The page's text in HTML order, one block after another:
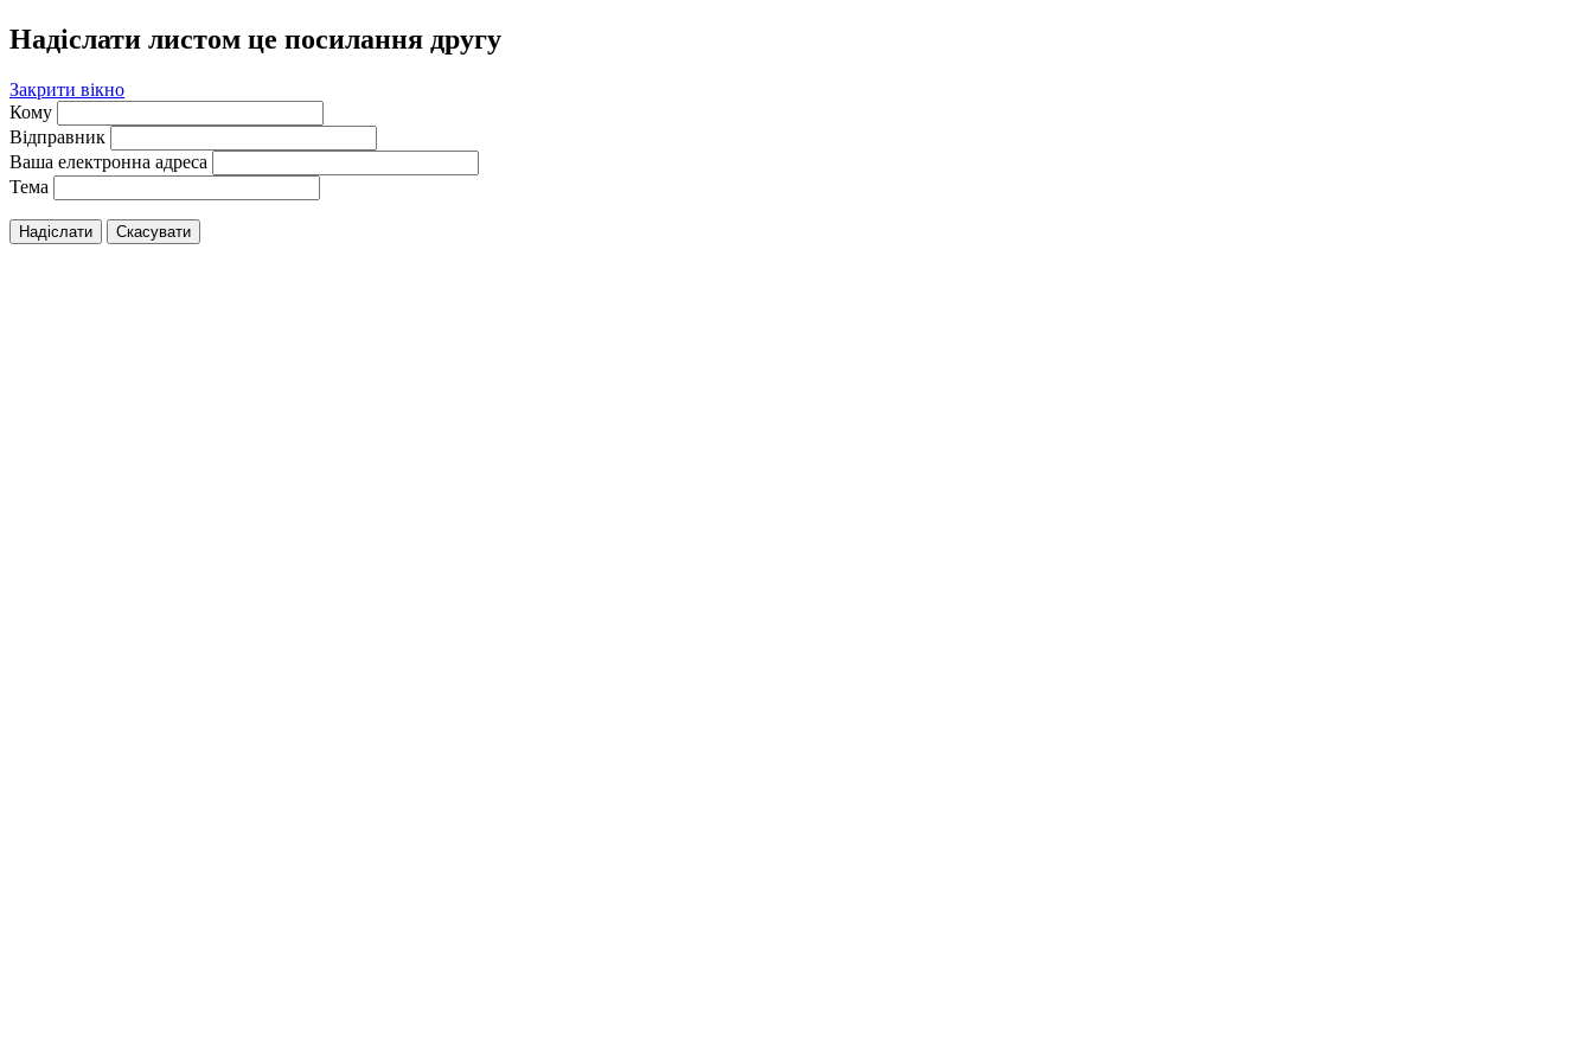
Надіслати листом це посилання другу
Закрити вікно
Кому
Відправник
Ваша електронна адреса
Тема
Надіслати Скасувати